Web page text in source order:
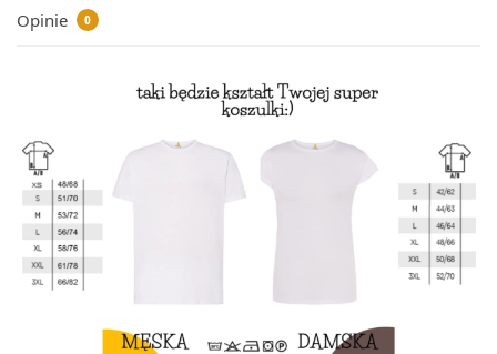
Opinie 0